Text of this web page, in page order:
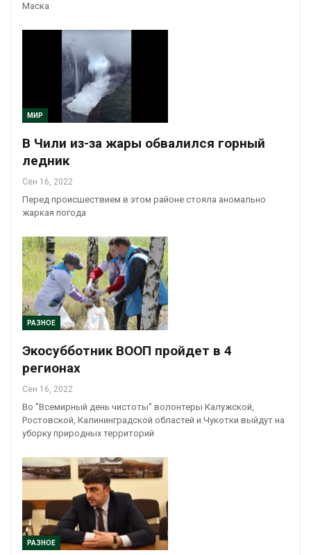
Маска
МИР
В Чили из-за жары обвалился горный
ледник
Сен 16, 2022
Перед происшествием в этом районе стояла аномально
жаркая погода
РАЗНОЕ
Экосубботник ВООП пройдет в 4
регионах
Сен 16, 2022
Во "Всемирный день чистоты" волонтеры Калужской,
Ростовской, Калининградской областей и Чукотки выйдут на
уборку природных территорий
РАЗНОЕ